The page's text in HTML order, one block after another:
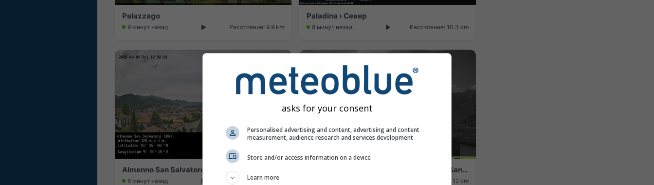
Palazzago
9 минут назад Расстояние: 9.9 km
Paladina › Север
8 минут назад Расстояние: 10.3 km
Almenno San Salvatore: Meteo
6 минут назад Расстояние: 11.6 km
Monte Marenzo › Северо-запад: Monte San Martino (Lecco)
Расстояние: 12 km
asks for your consent
Personalised advertising and content, advertising and content
measurement, audience research and services development
Store and/or access information on a device
Learn more